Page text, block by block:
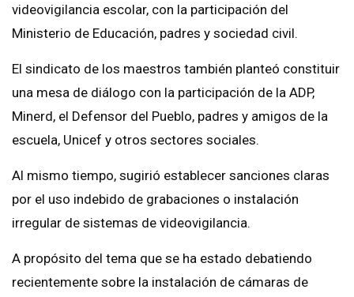
videovigilancia escolar, con la participación del
Ministerio de Educación, padres y sociedad civil.
El sindicato de los maestros también planteó constituir
una mesa de diálogo con la participación de la ADP,
Minerd, el Defensor del Pueblo, padres y amigos de la
escuela, Unicef y otros sectores sociales.
Al mismo tiempo, sugirió establecer sanciones claras
por el uso indebido de grabaciones o instalación
irregular de sistemas de videovigilancia.
A propósito del tema que se ha estado debatiendo
recientemente sobre la instalación de cámaras de